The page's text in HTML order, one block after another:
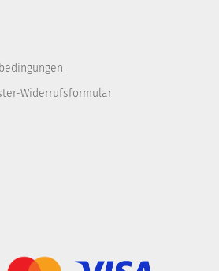
Widerrufsformular